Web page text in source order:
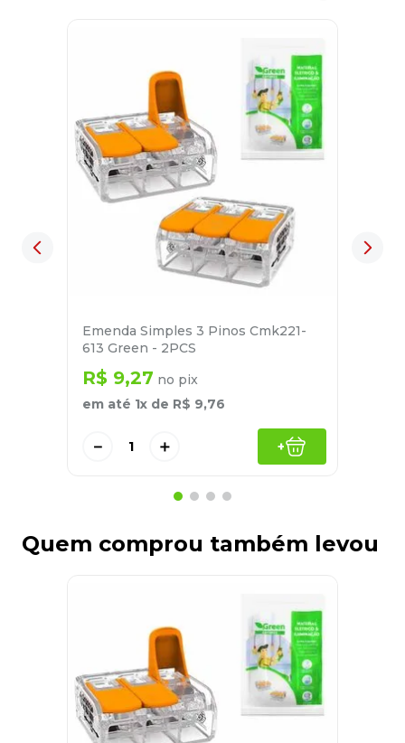
Emenda Simples 3 Pinos Cmk221-
613 Green - 2PCS
R$ 9,27 no pix
em até 1x de R$ 9,76
＋
－ +
Quem comprou também levou